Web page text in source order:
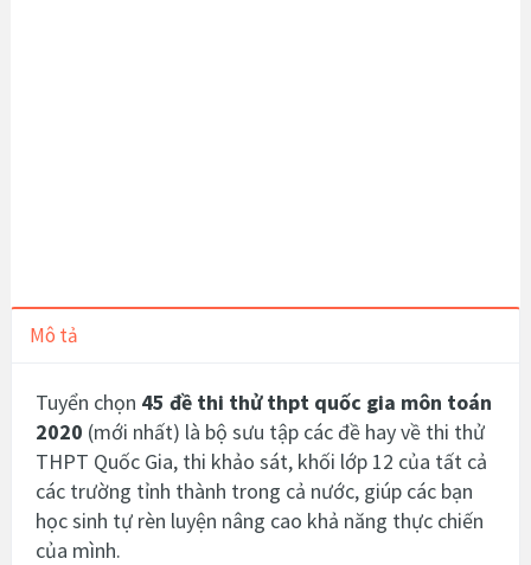
Mô tả
Tuyển chọn 45 đề thi thử thpt quốc gia môn toán
2020 (mới nhất) là bộ sưu tập các đề hay về thi thử
THPT Quốc Gia, thi khảo sát, khối lớp 12 của tất cả
các trường tỉnh thành trong cả nước, giúp các bạn
học sinh tự rèn luyện nâng cao khả năng thực chiến
của mình.